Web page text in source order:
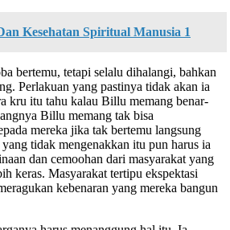
Kesehatan Spiritual Manusia 1
bertemu, tetapi selalu dihalangi, bahkan
Perlakuan yang pastinya tidak akan ia
kru itu tahu kalau Billu memang benar-
Billu memang tak bisa
mereka jika tak bertemu langsung
tidak mengenakkan itu pun harus ia
dan cemoohan dari masyarakat yang
keras. Masyarakat tertipu ekspektasi
kebenaran yang mereka bangun